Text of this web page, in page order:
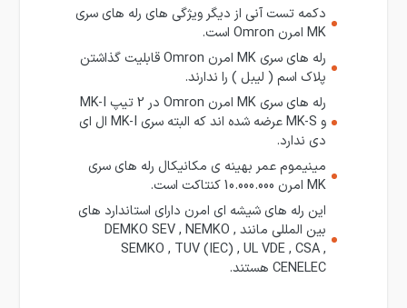
دکمه تست آنی از دیگر ویژگی های رله های سری
MK امرن Omron است.
رله های سری MK امرن Omron قابلیت گذاشتن
پلاک اسم ( لیبل ) را ندارند.
رله های سری MK امرن Omron در 2 تیپ MK-I
و MK-S عرضه شده اند که البته سری MK-I ال ای
دی ندارد.
مینیموم عمر بهینه ی مکانیکال رله های سری
MK امرن 10.000.000 کنتاکت است.
این رله های شیشه ای امرن دارای استاندارد های
بین المللی مانند DEMKO SEV , NEMKO ,
SEMKO , TUV (IEC) , UL VDE , CSA ,
CENELEC هستند.